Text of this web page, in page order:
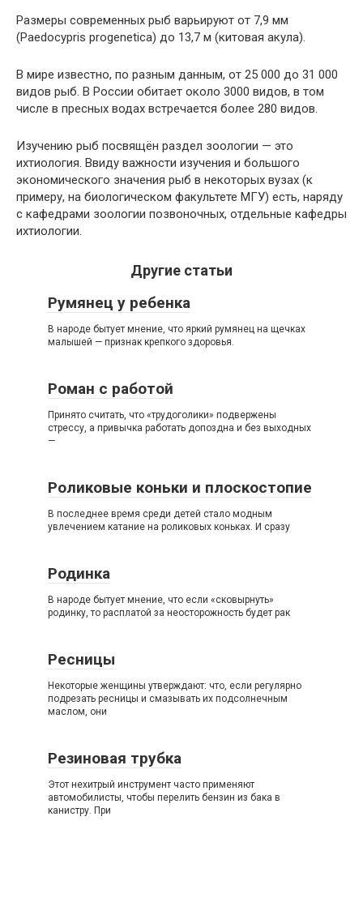
Размеры современных рыб варьируют от 7,9 мм
(Paedocypris progenetica) до 13,7 м (китовая акула).
В мире известно, по разным данным, от 25 000 до 31 000
видов рыб. В России обитает около 3000 видов, в том
числе в пресных водах встречается более 280 видов.
Изучению рыб посвящён раздел зоологии — это
ихтиология. Ввиду важности изучения и большого
экономического значения рыб в некоторых вузах (к
примеру, на биологическом факультете МГУ) есть, наряду
с кафедрами зоологии позвоночных, отдельные кафедры
ихтиологии.
Другие статьи
Румянец у ребенка
В народе бытует мнение, что яркий румянец на щечках
малышей — признак крепкого здоровья.
Роман с работой
Принято считать, что «трудоголики» подвержены
стрессу, а привычка работать допоздна и без выходных
—
Роликовые коньки и плоскостопие
В последнее время среди детей стало модным
увлечением катание на роликовых коньках. И сразу
Родинка
В народе бытует мнение, что если «сковырнуть»
родинку, то расплатой за неосторожность будет рак
Ресницы
Некоторые женщины утверждают: что, если регулярно
подрезать ресницы и смазывать их подсолнечным
маслом, они
Резиновая трубка
Этот нехитрый инструмент часто применяют
автомобилисты, чтобы перелить бензин из бака в
канистру. При